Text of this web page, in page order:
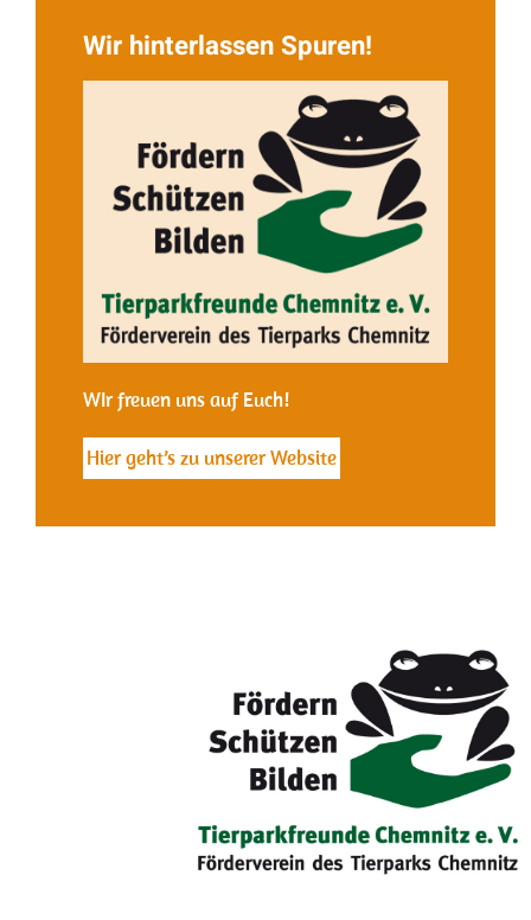
Wir hinterlassen Spuren!
WIr freuen uns auf Euch!
Hier geht’s zu unserer Website